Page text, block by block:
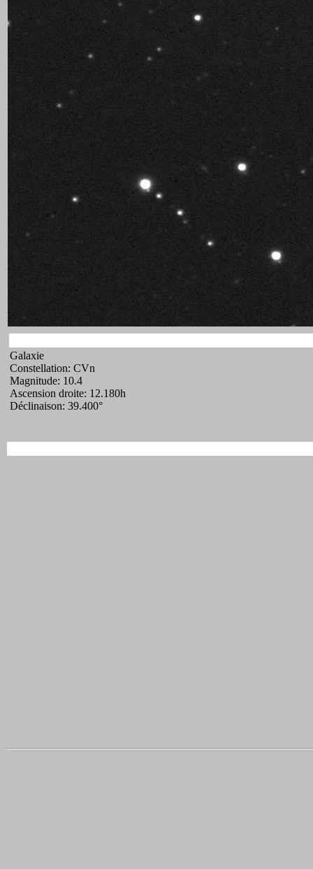
Galaxie
Constellation: CVn
Magnitude: 10.4
Ascension droite: 12.180h
Déclinaison: 39.400°